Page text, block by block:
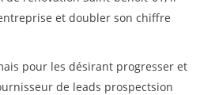
et doubler son chiffre
pour les désirant progresser et
de leads prospectsion